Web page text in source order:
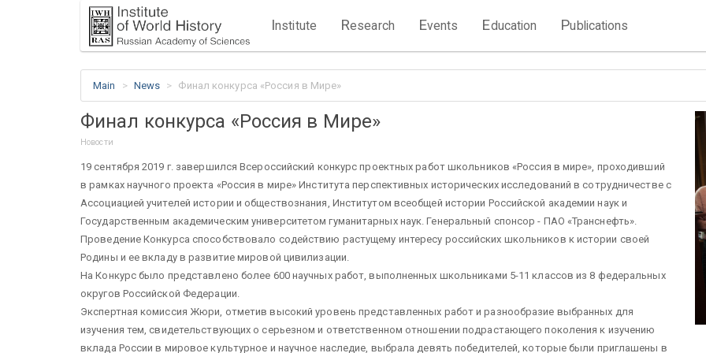
Institute Research Events Education Publications
Main News Финал конкурса «Россия в Мире»
Финал конкурса «Россия в Мире»
Новости
19 сентября 2019 г. завершился Всероссийский конкурс проектных работ школьников «Россия в мире», проходивший
в рамках научного проекта «Россия в мире» Института перспективных исторических исследований в сотрудничестве с
Ассоциацией учителей истории и обществознания, Институтом всеобщей истории Российской академии наук и
Государственным академическим университетом гуманитарных наук. Генеральный спонсор - ПАО «Транснефть».
Проведение Конкурса способствовало содействию растущему интересу российских школьников к истории своей
Родины и ее вкладу в развитие мировой цивилизации.
На Конкурс было представлено более 600 научных работ, выполненных школьниками 5-11 классов из 8 федеральных
округов Российской Федерации.
Экспертная комиссия Жюри, отметив высокий уровень представленных работ и разнообразие выбранных для
изучения тем, свидетельствующих о серьезном и ответственном отношении подрастающего поколения к изучению
вклада России в мировое культурное и научное наследие, выбрала девять победителей, которые были приглашены в